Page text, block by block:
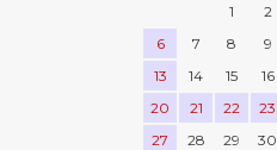
1
2
6
7 8 9
13
14 15 16
20
21 22 23
27
28 29 30